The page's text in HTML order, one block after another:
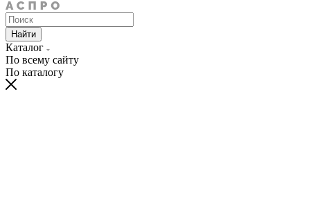
Найти
Каталог
По всему сайту
По каталогу